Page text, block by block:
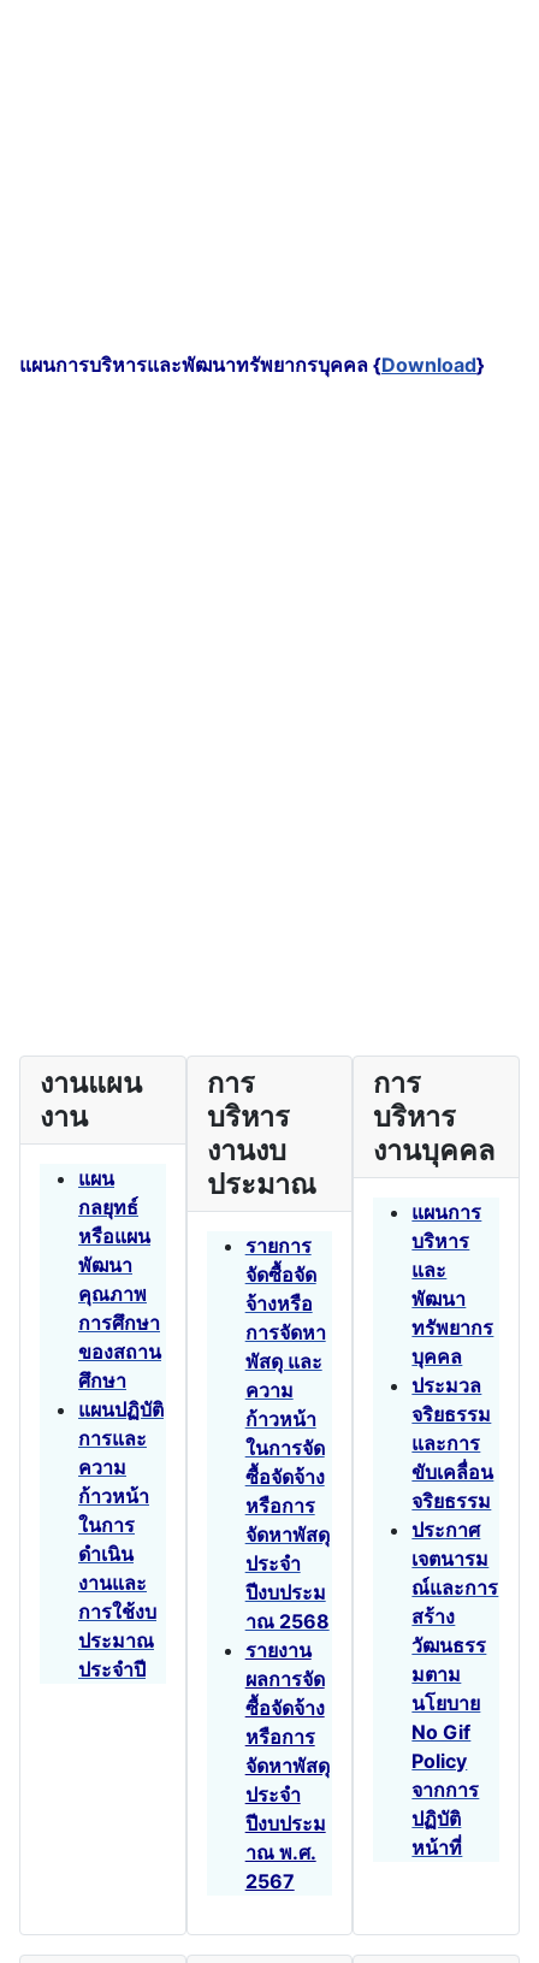
แผนการบริหารและพัฒนาทรัพยากรบุคคล {Download}
งานแผน
งาน
แผน
กลยุทธ์
หรือแผน
พัฒนา
คุณภาพ
การศึกษา
ของสถาน
ศึกษา
แผนปฏิบัติ
การและ
ความ
ก้าวหน้า
ในการ
ดำเนิน
งานและ
การใช้งบ
ประมาณ
ประจำปี
การ
บริหาร
งานงบ
ประมาณ
รายการ
จัดซื้อจัด
จ้างหรือ
การจัดหา
พัสดุ และ
ความ
ก้าวหน้า
ในการจัด
ซื้อจัดจ้าง
หรือการ
จัดหาพัสดุ
ประจำ
ปีงบประม
าณ 2568
รายงาน
ผลการจัด
ซื้อจัดจ้าง
หรือการ
จัดหาพัสดุ
ประจำ
ปีงบประม
าณ พ.ศ.
2567
การ
บริหาร
งานบุคคล
แผนการ
บริหาร
และ
พัฒนา
ทรัพยากร
บุคคล
ประมวล
จริยธรรม
และการ
ขับเคลื่อน
จริยธรรม
ประกาศ
เจตนารม
ณ์และการ
สร้าง
วัฒนธรร
มตาม
นโยบาย
No Gif
Policy
จากการ
ปฏิบัติ
หน้าที่